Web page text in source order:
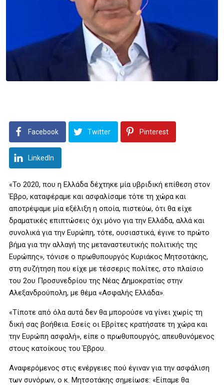
Facebook Twitter Pinterest
LinkedIn
«Το 2020, που η Ελλάδα δέχτηκε μία υβριδική επίθεση στον
Έβρο, καταφέραμε και ασφαλίσαμε τότε τη χώρα και
αποτρέψαμε μία εξέλιξη η οποία, πιστεύω, ότι θα είχε
δραματικές επιπτώσεις όχι μόνο για την Ελλάδα, αλλά και
συνολικά για την Ευρώπη, τότε, ουσιαστικά, έγινε το πρώτο
βήμα για την αλλαγή της μεταναστευτικής πολιτικής της
Ευρώπης», τόνισε ο πρωθυπουργός Κυριάκος Μητσοτάκης,
στη συζήτηση που είχε με τέσσερις πολίτες, στο πλαίσιο
του 2ου Προσυνεδρίου της Νέας Δημοκρατίας στην
Αλεξανδρούπολη, με θέμα «Ασφαλής Ελλάδα».
«Τίποτε από όλα αυτά δεν θα μπορούσε να γίνει χωρίς τη
δική σας βοήθεια. Εσείς οι Εβρίτες κρατήσατε τη χώρα και
την Ευρώπη ασφαλή», είπε ο πρωθυπουργός, απευθυνόμενος
στους κατοίκους του Έβρου.
Αναφερόμενος στις ενέργειες πού έγιναν για την ασφάλιση
των συνόρων, ο κ. Μητσοτάκης σημείωσε: «Είπαμε θα